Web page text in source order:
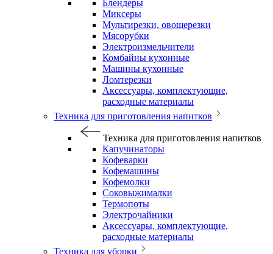
Блендеры
Миксеры
Мультирезки, овощерезки
Мясорубки
Электроизмельчители
Комбайны кухонные
Машины кухонные
Ломтерезки
Аксессуары, комплектующие,
расходные материалы
Техника для приготовления напитков
Техника для приготовления напитков
Капучинаторы
Кофеварки
Кофемашины
Кофемолки
Соковыжималки
Термопоты
Электрочайники
Аксессуары, комплектующие,
расходные материалы
Техника для уборки